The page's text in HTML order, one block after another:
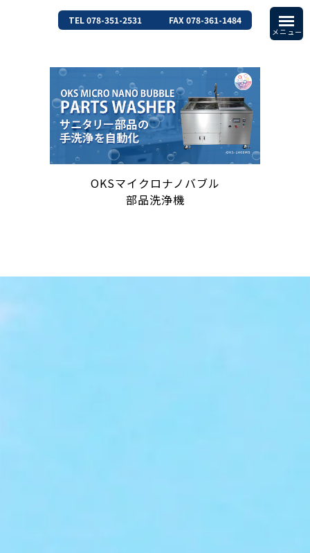
TEL 078-351-2531 FAX 078-361-1484
OKSマイクロナノバブル
部品洗浄機